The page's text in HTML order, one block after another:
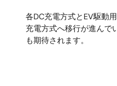
各DC充電方式とEV駆動
充電方式へ移行が進んで
も期待されます。